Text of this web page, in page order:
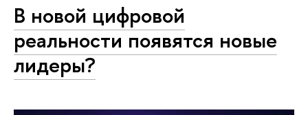
В новой цифровой
реальности появятся новые
лидеры?